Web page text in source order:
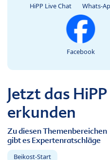
HiPP Live Chat Whats-
Facebook
Jetzt das
erkunden
Zu diesen Themenbereichen
gibt es Expertenratschläge
Beikost-Start